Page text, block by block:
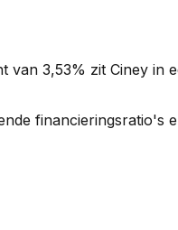
van 3,53% zit Ciney in